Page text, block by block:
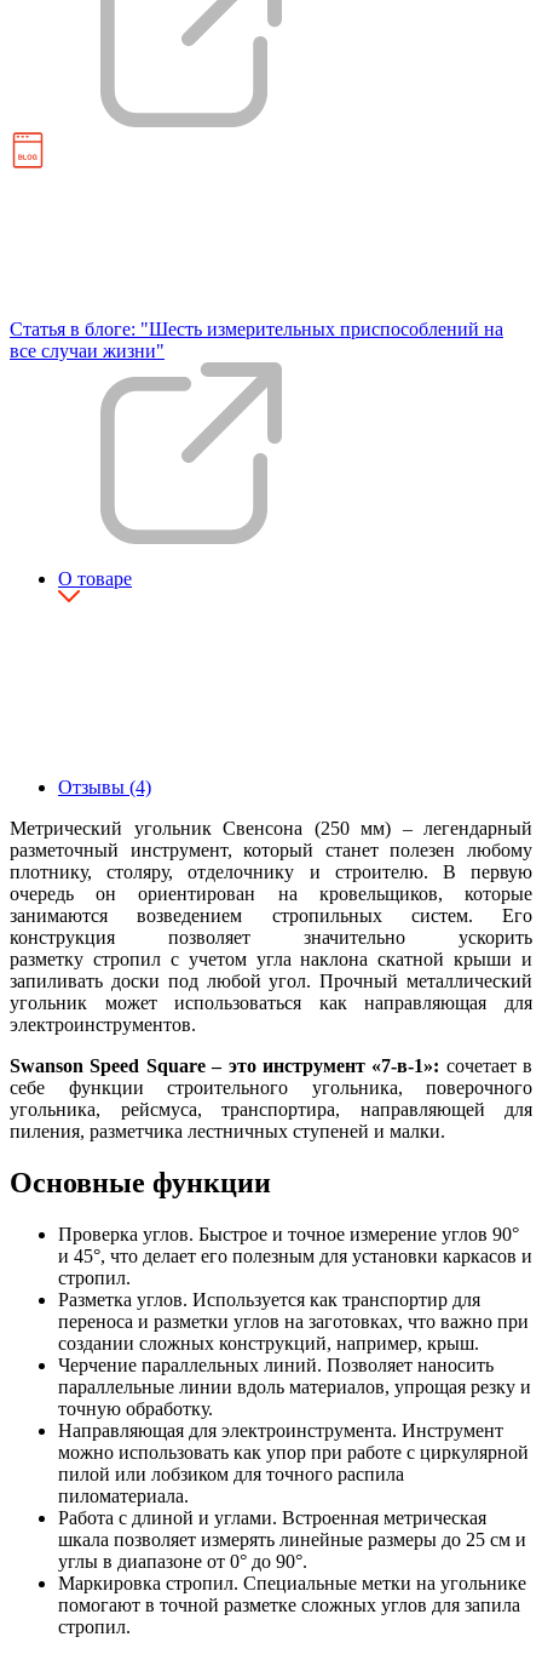
Статья в блоге: "Шесть измерительных приспособлений на
все случаи жизни"
О товаре
Отзывы (4)
Метрический угольник Свенсона (250 мм) – легендарный
разметочный инструмент, который станет полезен любому
плотнику, столяру, отделочнику и строителю. В первую
очередь он ориентирован на кровельщиков, которые
занимаются возведением стропильных систем. Его
конструкция позволяет значительно ускорить
разметку стропил с учетом угла наклона скатной крыши и
запиливать доски под любой угол. Прочный металлический
угольник может использоваться как направляющая для
электроинструментов.
Swanson Speed Square – это инструмент «7-в-1»: сочетает в
себе функции строительного угольника, поверочного
угольника, рейсмуса, транспортира, направляющей для
пиления, разметчика лестничных ступеней и малки.
Основные функции
Проверка углов. Быстрое и точное измерение углов 90°
и 45°, что делает его полезным для установки каркасов и
стропил.
Разметка углов. Используется как транспортир для
переноса и разметки углов на заготовках, что важно при
создании сложных конструкций, например, крыш.
Черчение параллельных линий. Позволяет наносить
параллельные линии вдоль материалов, упрощая резку и
точную обработку.
Направляющая для электроинструмента. Инструмент
можно использовать как упор при работе с циркулярной
пилой или лобзиком для точного распила
пиломатериала.
Работа с длиной и углами. Встроенная метрическая
шкала позволяет измерять линейные размеры до 25 см и
углы в диапазоне от 0° до 90°.
Маркировка стропил. Специальные метки на угольнике
помогают в точной разметке сложных углов для запила
стропил.